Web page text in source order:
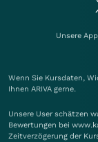
Unsere
Wenn Sie Kursdaten,
Ihnen ARIVA gerne.
Unsere User schätzen
Bewertungen bei
Zeitverzögerung der